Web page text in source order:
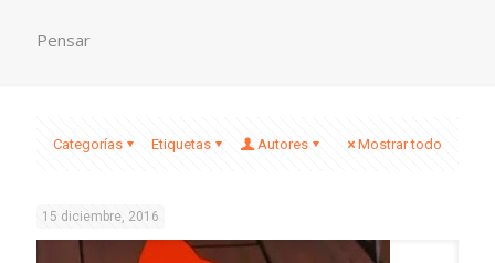
Pensar
Categorías Etiquetas Autores Mostrar todo
15 diciembre, 2016